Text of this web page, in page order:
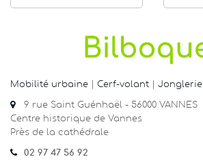
Mobilité urbaine Cerf-volant Jonglerie
9 rue Saint Guénhaël - 56000 VANNES
Centre historique de Vannes
Près de la cathédrale
02 97 47 56 92